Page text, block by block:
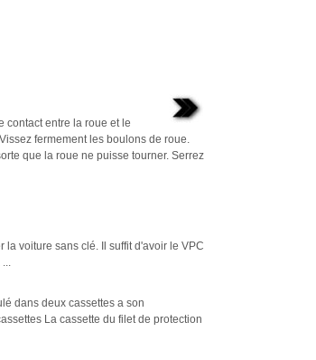
contact entre la roue et le
fermement les boulons de roue.
que la roue ne puisse tourner. Serrez
voiture sans clé. Il suffit d'avoir le VPC
dans deux cassettes a son
La cassette du filet de protection